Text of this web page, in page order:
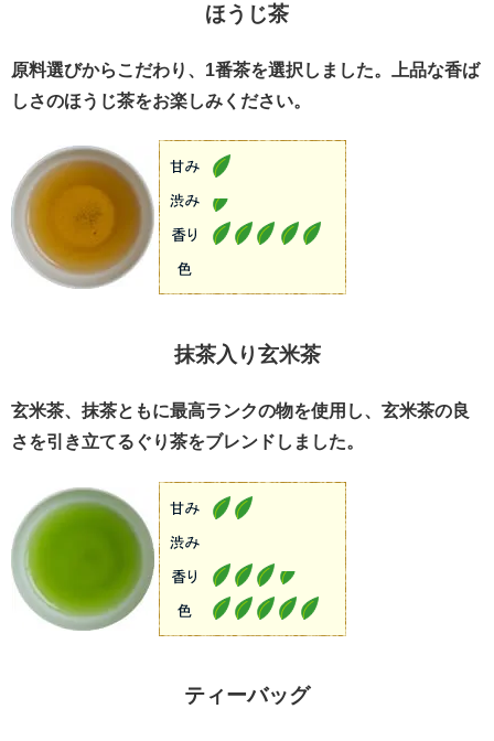
ほうじ茶
原料選びからこだわり、1番茶を選択しました。上品な香ば
しさのほうじ茶をお楽しみください。
抹茶入り玄米茶
玄米茶、抹茶ともに最高ランクの物を使用し、玄米茶の良
さを引き立てるぐり茶をブレンドしました。
ティーバッグ